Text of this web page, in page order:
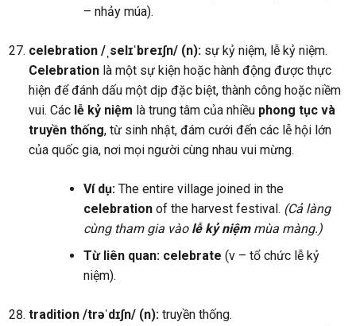
– nhảy múa).
celebration /ˌselɪˈbreɪʃn/ (n):sự kỷ niệm, lễ kỷ niệm.
Celebrationlà một sự kiện hoặc hành động được thực
hiện để đánh dấu một dịp đặc biệt, thành công hoặc niềm
vui. Các lễ kỷ niệm là trung tâm của nhiều phong tục và
truyền thống, từ sinh nhật, đám cưới đến các lễ hội lớn
của quốc gia, nơi mọi người cùng nhau vui mừng.
Ví dụ:The entire village joined in the
celebrationof the harvest festival. (Cả làng
cùng tham gia vào lễ kỷ niệmmùa màng.)
Từ liên quan: celebrate (v – tổ chức lễ kỷ
niệm).
tradition /trəˈdɪʃn/ (n):truyền thống.